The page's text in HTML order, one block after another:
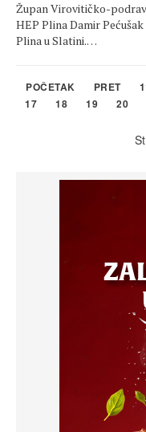
Župan Virovitičko-
HEP Plina Damir
Plina u Slatini.…
POČETAK PRET
17
18 19 20